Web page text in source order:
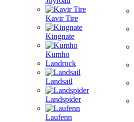
Kavir Tire
Kingnate
Kumho
Landrock
Landsail
Landspider
Laufenn